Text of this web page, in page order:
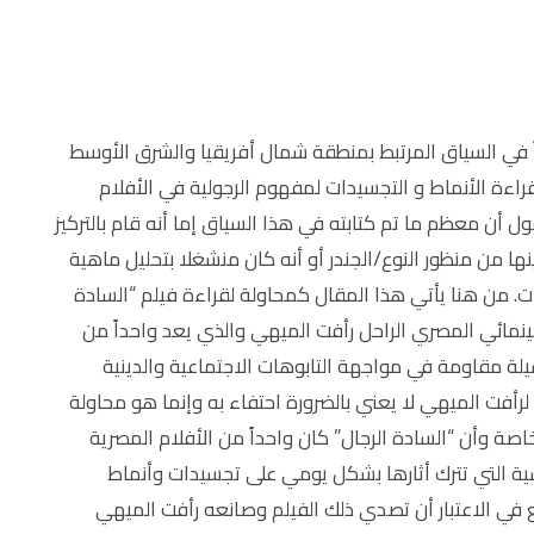
في السياق المرتبط بمنطقة شمال أفريقيا والشرق الأوسط
و التجسيدات لمفهوم الرجولية في الأفلام
أن معظم ما تم كتابته في هذا السياق إما أنه قام بالتركيز
من منظور النوع/الجندر أو أنه كان منشغلا بتحليل ماهية
من هنا يأتي هذا المقال كمحاولة لقراءة فيلم “السادة
المصري الراحل رأفت الميهي والذي يعد واحداً من
مقاومة في مواجهة التابوهات الاجتماعية والدينية
الميهي لا يعني بالضرورة احتفاء به وإنما هو محاولة
وأن “السادة الرجال” كان واحداً من الأفلام المصرية
التي تترك أثارها بشكل يومي على تجسيدات وأنماط
الاعتبار أن تصدي ذلك الفيلم وصانعه رأفت الميهي